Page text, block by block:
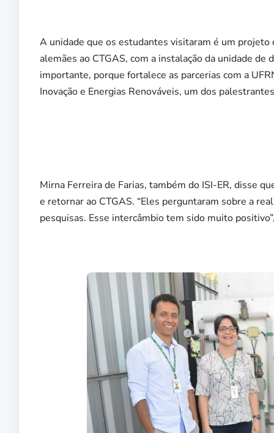
A unidade que os estudantes visitaram é um
alemães ao CTGAS, com a instalação da unidade de
importante, porque fortalece as parcerias com a
Inovação e Energias Renováveis, um dos
Mirna Ferreira de Farias, também do ISI-ER, disse
e retornar ao CTGAS. “Eles perguntaram sobre a
pesquisas. Esse intercâmbio tem sido muito